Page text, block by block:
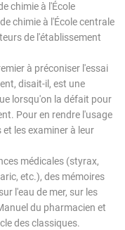
chimie à l'École
chimie à l'École centrale
de l'établissement
à préconiser l'essai
disait-il, est une
lorsqu'on la défait pour
Pour en rendre l'usage
les examiner à leur
médicales (styrax,
etc.), des mémoires
l'eau de mer, sur les
du pharmacien et
des classiques.